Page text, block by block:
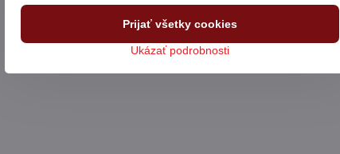
Ukázať podrobnosti
Prijať všetky cookies